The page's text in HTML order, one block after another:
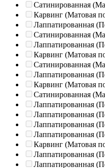
Сатинированная
Карвинг (Матовая
Лаппатированная
Сатинированная
Лаппатированная
Карвинг (Матовая
Сатинированная
Лаппатированная
Карвинг (Матовая
Сатинированная
Лаппатированная
Лаппатированная
Лаппатированная
Лаппатированная
Карвинг (Матовая
Лаппатированная
Лаппатированная